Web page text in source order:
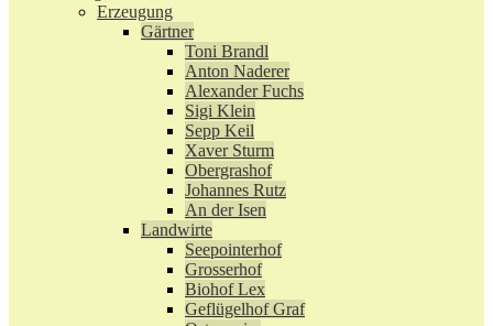
Erzeugung
Gärtner
Toni Brandl
Anton Naderer
Alexander Fuchs
Sigi Klein
Sepp Keil
Xaver Sturm
Obergrashof
Johannes Rutz
An der Isen
Landwirte
Seepointerhof
Grosserhof
Biohof Lex
Geflügelhof Graf